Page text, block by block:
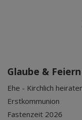
Glaube & Feiern
Ehe - Kirchlich
Erstkommunion
Fastenzeit 2026